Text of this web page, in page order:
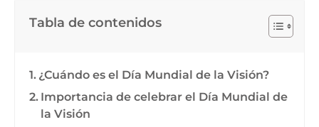
Tabla de contenidos
¿Cuándo es el Día Mundial de la Visión?
Importancia de celebrar el Día Mundial de
la Visión